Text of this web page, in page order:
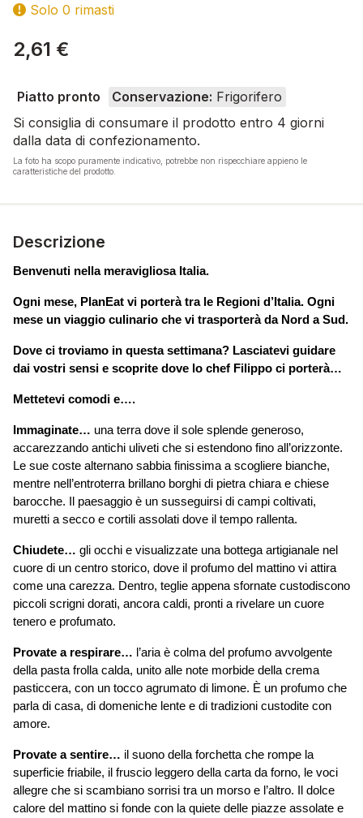
Solo 0 rimasti
2,61 €
Piatto pronto Conservazione: Frigorifero
Si consiglia di consumare il prodotto entro 4 giorni
dalla data di confezionamento.
La foto ha scopo puramente indicativo, potrebbe non rispecchiare appieno le
caratteristiche del prodotto.
Descrizione
Benvenuti nella meravigliosa Italia.
Ogni mese, PlanEat vi porterà tra le Regioni d’Italia. Ogni
mese un viaggio culinario che vi trasporterà da Nord a Sud.
Dove ci troviamo in questa settimana? Lasciatevi guidare
dai vostri sensi e scoprite dove lo chef Filippo ci porterà…
Mettetevi comodi e….
Immaginate… una terra dove il sole splende generoso,
accarezzando antichi uliveti che si estendono fino all’orizzonte.
Le sue coste alternano sabbia finissima a scogliere bianche,
mentre nell’entroterra brillano borghi di pietra chiara e chiese
barocche. Il paesaggio è un susseguirsi di campi coltivati,
muretti a secco e cortili assolati dove il tempo rallenta.
Chiudete… gli occhi e visualizzate una bottega artigianale nel
cuore di un centro storico, dove il profumo del mattino vi attira
come una carezza. Dentro, teglie appena sfornate custodiscono
piccoli scrigni dorati, ancora caldi, pronti a rivelare un cuore
tenero e profumato.
Provate a respirare… l’aria è colma del profumo avvolgente
della pasta frolla calda, unito alle note morbide della crema
pasticcera, con un tocco agrumato di limone. È un profumo che
parla di casa, di domeniche lente e di tradizioni custodite con
amore.
Provate a sentire… il suono della forchetta che rompe la
superficie friabile, il fruscio leggero della carta da forno, le voci
allegre che si scambiano sorrisi tra un morso e l’altro. Il dolce
calore del mattino si fonde con la quiete delle piazze assolate e